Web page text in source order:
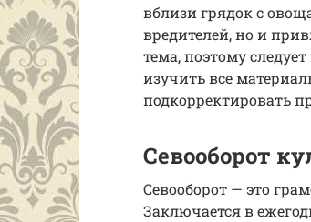
вблизи грядок с
вредителей, но и
тема, поэтому
изучить все
подкорректировать
Севооборот
Севооборот — это
Заключается в